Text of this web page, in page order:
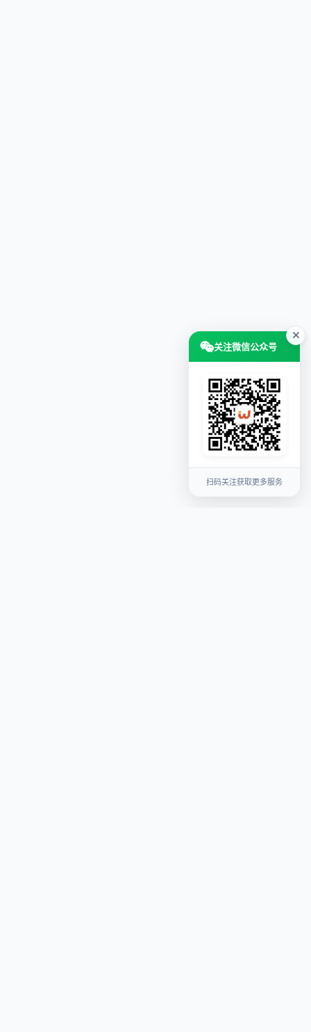
关注微信公众号
扫码关注获取更多服务